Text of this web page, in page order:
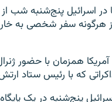
در اسرائیل پنج‌شنبه شب
هرگونه سفر شخصی به
همزمان با حضور
که با رئیس ستاد
پنج‌شنبه در یک